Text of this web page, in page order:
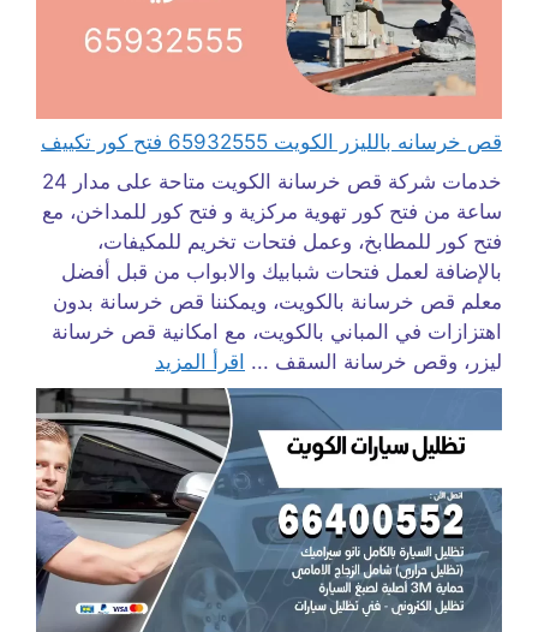
قص خرسانه بالليزر الكويت 65932555 فتح كور تكييف
خدمات شركة قص خرسانة الكويت متاحة على مدار 24
ساعة من فتح كور تهوية مركزية و فتح كور للمداخن، مع
فتح كور للمطابخ، وعمل فتحات تخريم للمكيفات،
بالإضافة لعمل فتحات شبابيك والابواب من قبل أفضل
معلم قص خرسانة بالكويت، ويمكننا قص خرسانة بدون
اهتزازات في المباني بالكويت، مع امكانية قص خرسانة
ليزر، وقص خرسانة السقف ... اقرأ المزيد